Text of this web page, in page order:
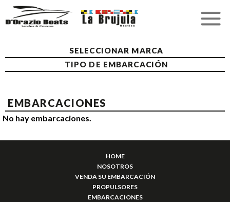
SELECCIONAR MARCA
TIPO DE EMBARCACIÓN
EMBARCACIONES
No hay embarcaciones.
HOME
NOSOTROS
VENDA SU EMBARCACIÓN
PROPULSORES
EMBARCACIONES